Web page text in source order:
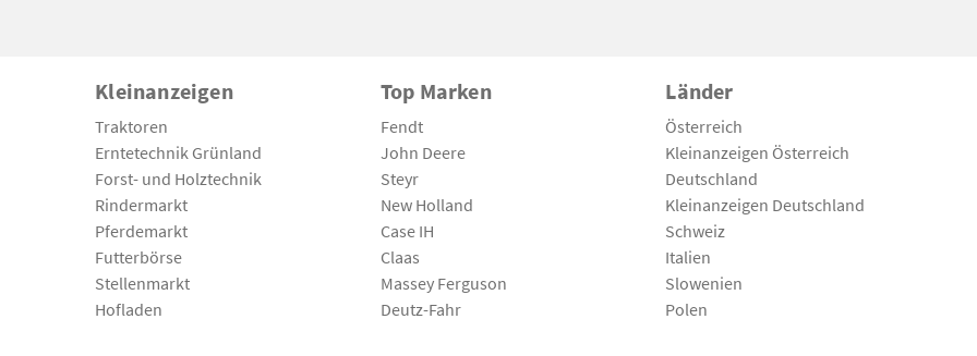
Kleinanzeigen
Traktoren
Erntetechnik Grünland
Forst- und Holztechnik
Rindermarkt
Pferdemarkt
Futterbörse
Stellenmarkt
Hofladen
Top Marken
Fendt
John Deere
Steyr
New Holland
Case IH
Claas
Massey Ferguson
Deutz-Fahr
Länder
Österreich
Kleinanzeigen Österreich
Deutschland
Kleinanzeigen Deutschland
Schweiz
Italien
Slowenien
Polen